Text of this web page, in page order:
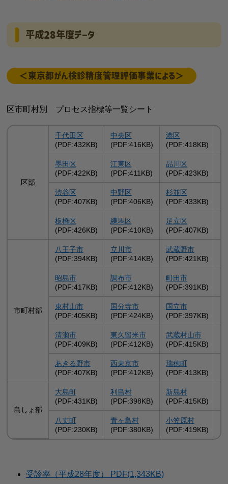
平成28年度データ
＜東京都がん検診精度管理評価事業による＞
区市町村別 プロセス指標等一覧シート
区部
千代田区
(PDF:432KB)
中央区
(PDF:416KB)
港区
(PDF:418KB)
墨田区
(PDF:422KB)
江東区
(PDF:411KB)
品川区
(PDF:423KB)
渋谷区
(PDF:407KB)
中野区
(PDF:406KB)
杉並区
(PDF:433KB)
板橋区
(PDF:426KB)
練馬区
(PDF:410KB)
足立区
(PDF:407KB)
市町村部
八王子市
(PDF:394KB)
立川市
(PDF:414KB)
武蔵野市
(PDF:421KB)
昭島市
(PDF:417KB)
調布市
(PDF:412KB)
町田市
(PDF:391KB)
東村山市
(PDF:405KB)
国分寺市
(PDF:424KB)
国立市
(PDF:397KB)
清瀬市
(PDF:409KB)
東久留米市
(PDF:412KB)
武蔵村山市
(PDF:415KB)
あきる野市
(PDF:407KB)
西東京市
(PDF:412KB)
瑞穂町
(PDF:413KB)
島しょ部
大島町
(PDF:431KB)
利島村
(PDF:398KB)
新島村
(PDF:415KB)
八丈町
(PDF:230KB)
青ヶ島村
(PDF:380KB)
小笠原村
(PDF:419KB)
受診率（平成28年度） PDF(1,343KB)